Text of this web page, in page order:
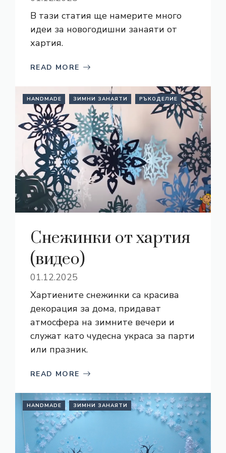
В тази статия ще намерите много
идеи за новогодишни занаяти от
хартия.
READ MORE
HANDMADE ЗИМНИ ЗАНАЯТИ РЪКОДЕЛИЕ
Снежинки от хартия
(видео)
01.12.2025
Хартиените снежинки са красива
декорация за дома, придават
атмосфера на зимните вечери и
служат като чудесна украса за парти
или празник.
READ MORE
HANDMADE ЗИМНИ ЗАНАЯТИ